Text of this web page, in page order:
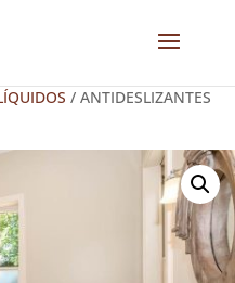
/ ANTIDESLIZANTES